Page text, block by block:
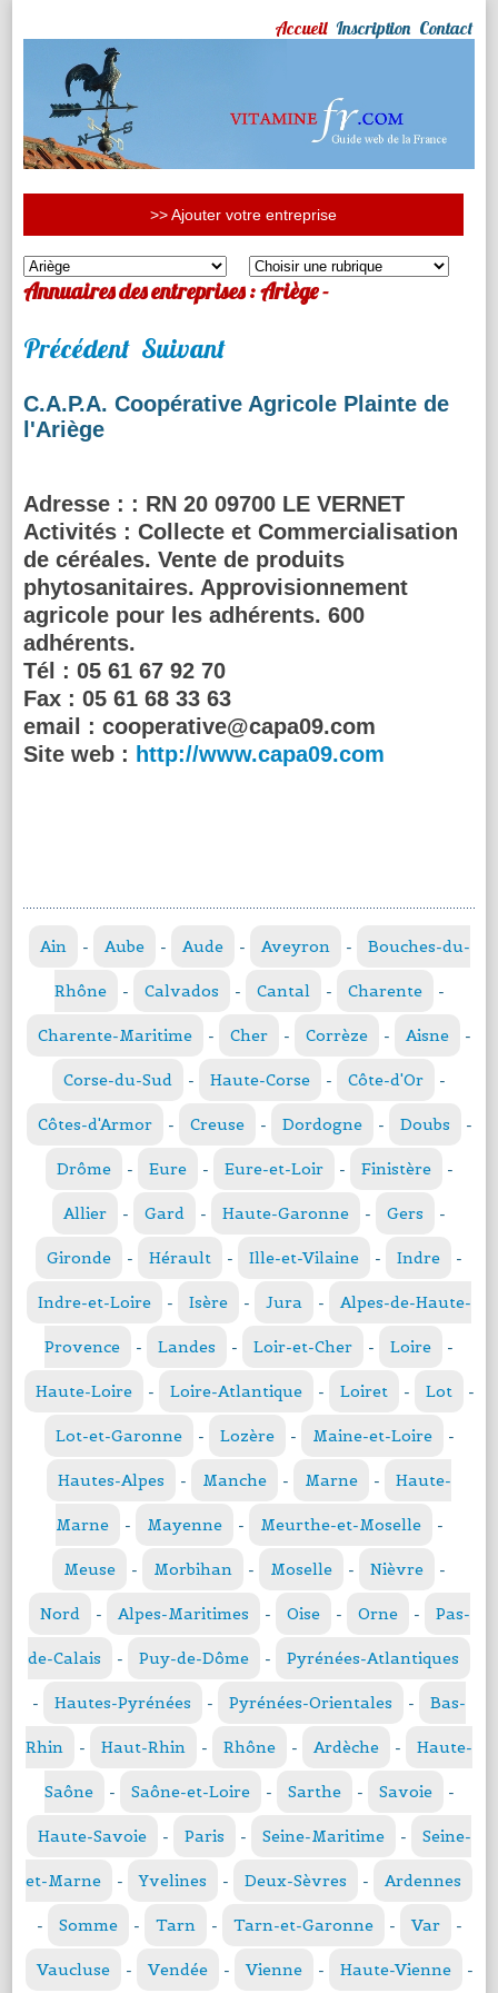
Accueil Inscription Contact
>> Ajouter votre entreprise
Annuaires des entreprises : Ariège -
Précédent Suivant
C.A.P.A. Coopérative Agricole Plainte de
l'Ariège
Adresse : : RN 20 09700 LE VERNET
Activités : Collecte et Commercialisation
de céréales. Vente de produits
phytosanitaires. Approvisionnement
agricole pour les adhérents. 600
adhérents.
Tél : 05 61 67 92 70
Fax : 05 61 68 33 63
email : cooperative@capa09.com
Site web : http://www.capa09.com
Ain - Aube - Aude - Aveyron - Bouches-du-
Rhône - Calvados - Cantal - Charente -
Charente-Maritime - Cher - Corrèze - Aisne -
Corse-du-Sud - Haute-Corse - Côte-d'Or -
Côtes-d'Armor - Creuse - Dordogne - Doubs -
Drôme - Eure - Eure-et-Loir - Finistère -
Allier - Gard - Haute-Garonne - Gers -
Gironde - Hérault - Ille-et-Vilaine - Indre -
Indre-et-Loire - Isère - Jura - Alpes-de-Haute-
Provence - Landes - Loir-et-Cher - Loire -
Haute-Loire - Loire-Atlantique - Loiret - Lot -
Lot-et-Garonne - Lozère - Maine-et-Loire -
Hautes-Alpes - Manche - Marne - Haute-
Marne - Mayenne - Meurthe-et-Moselle -
Meuse - Morbihan - Moselle - Nièvre -
Nord - Alpes-Maritimes - Oise - Orne - Pas-
de-Calais - Puy-de-Dôme - Pyrénées-Atlantiques
- Hautes-Pyrénées - Pyrénées-Orientales - Bas-
Rhin - Haut-Rhin - Rhône - Ardèche - Haute-
Saône - Saône-et-Loire - Sarthe - Savoie -
Haute-Savoie - Paris - Seine-Maritime - Seine-
et-Marne - Yvelines - Deux-Sèvres - Ardennes
- Somme - Tarn - Tarn-et-Garonne - Var -
Vaucluse - Vendée - Vienne - Haute-Vienne -